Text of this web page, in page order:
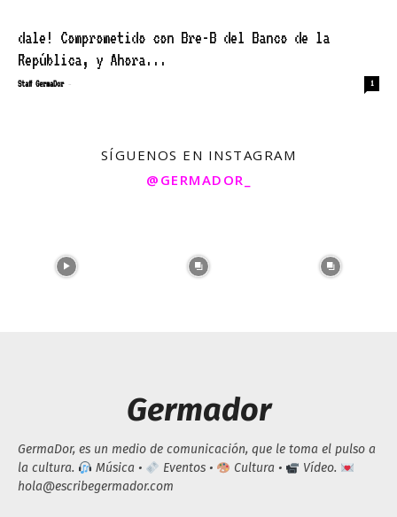
dale! Comprometido con Bre-B del Banco de la
República, y Ahora...
Staff GermaDor - 1
SÍGUENOS EN INSTAGRAM
@GERMADOR_
Germador
GermaDor, es un medio de comunicación, que le toma el pulso a
la cultura.
Música • Eventos • Cultura •
Vídeo.
hola@escribegermador.com